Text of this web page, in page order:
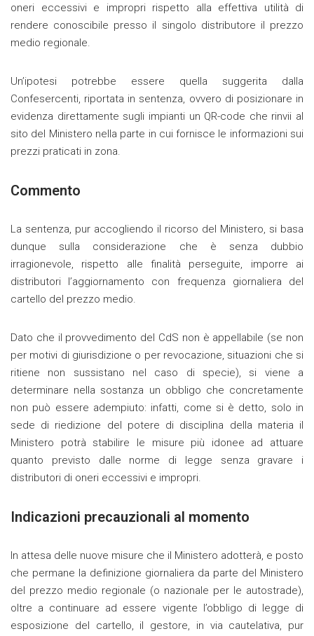
oneri eccessivi e impropri rispetto alla effettiva utilità di
rendere conoscibile presso il singolo distributore il prezzo
medio regionale.
Un’ipotesi potrebbe essere quella suggerita dalla
Confesercenti, riportata in sentenza, ovvero di posizionare in
evidenza direttamente sugli impianti un QR-code che rinvii al
sito del Ministero nella parte in cui fornisce le informazioni sui
prezzi praticati in zona.
Commento
La sentenza, pur accogliendo il ricorso del Ministero, si basa
dunque sulla considerazione che è senza dubbio
irragionevole, rispetto alle finalità perseguite, imporre ai
distributori l’aggiornamento con frequenza giornaliera del
cartello del prezzo medio.
Dato che il provvedimento del CdS non è appellabile (se non
per motivi di giurisdizione o per revocazione, situazioni che si
ritiene non sussistano nel caso di specie), si viene a
determinare nella sostanza un obbligo che concretamente
non può essere adempiuto: infatti, come si è detto, solo in
sede di riedizione del potere di disciplina della materia il
Ministero potrà stabilire le misure più idonee ad attuare
quanto previsto dalle norme di legge senza gravare i
distributori di oneri eccessivi e impropri.
Indicazioni precauzionali al momento
In attesa delle nuove misure che il Ministero adotterà, e posto
che permane la definizione giornaliera da parte del Ministero
del prezzo medio regionale (o nazionale per le autostrade),
oltre a continuare ad essere vigente l’obbligo di legge di
esposizione del cartello, il gestore, in via cautelativa, pur